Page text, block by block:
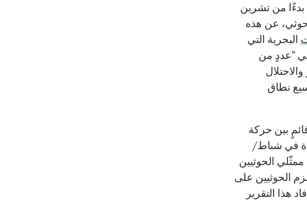
بدءًا من تشرين
الحوثي، عن هذه
البحرية التي
"عددٍ من
نطاق
بين حركة
في شباط/
ممثّلي الحوثيين
سبتمبر 2024، ما أظهر عزم الحوثيين على
هذا التقرير